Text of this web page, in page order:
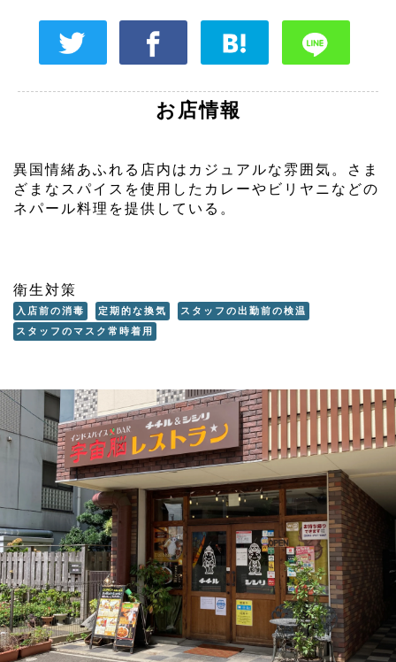
お店情報
異国情緒あふれる店内はカジュアルな雰囲気。さま
ざまなスパイスを使用したカレーやビリヤニなどの
ネパール料理を提供している。
衛生対策
入店前の消毒 定期的な換気
スタッフの出勤前の検温
スタッフのマスク常時着用